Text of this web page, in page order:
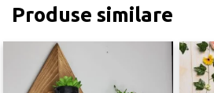
Produse similare